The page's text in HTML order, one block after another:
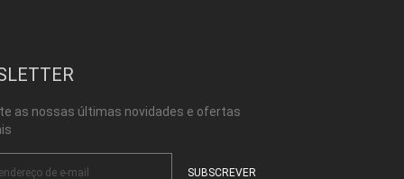
as nossas últimas novidades e ofertas